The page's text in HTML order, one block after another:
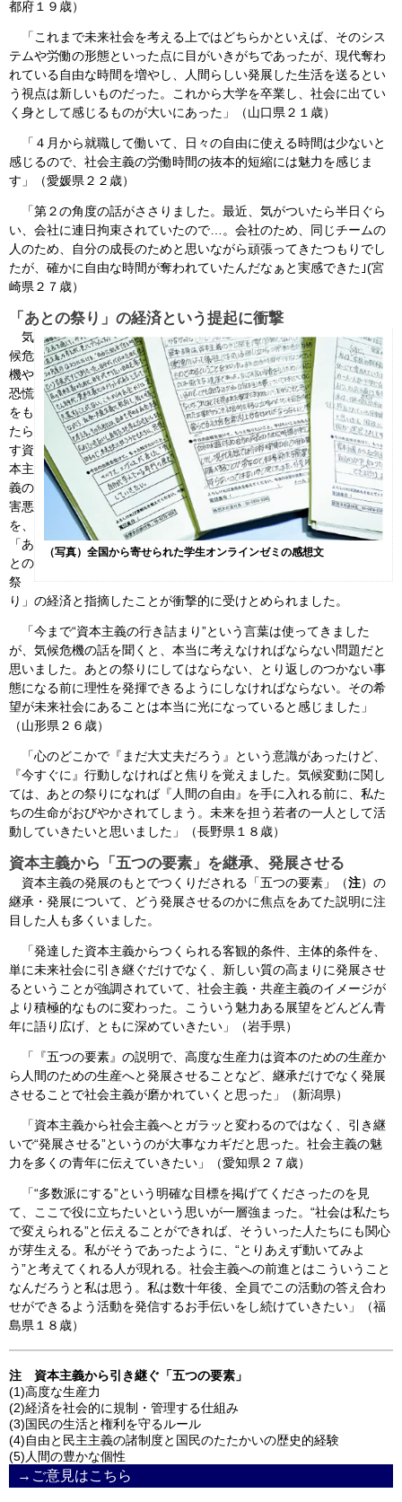
都府１９歳）
「これまで未来社会を考える上ではどちらかといえば、そのシス
テムや労働の形態といった点に目がいきがちであったが、現代奪わ
れている自由な時間を増やし、人間らしい発展した生活を送るとい
う視点は新しいものだった。これから大学を卒業し、社会に出てい
く身として感じるものが大いにあった」（山口県２１歳）
「４月から就職して働いて、日々の自由に使える時間は少ないと
感じるので、社会主義の労働時間の抜本的短縮には魅力を感じま
す」（愛媛県２２歳）
「第２の角度の話がささりました。最近、気がついたら半日ぐら
い、会社に連日拘束されていたので…。会社のため、同じチームの
人のため、自分の成長のためと思いながら頑張ってきたつもりでし
たが、確かに自由な時間が奪われていたんだなぁと実感できた｣(宮
崎県２７歳）
「あとの祭り」の経済という提起に衝撃
（写真）全国から寄せられた学生オンラインゼミの感想文
気
候危
機や
恐慌
をも
たら
す資
本主
義の
害悪
を、
「あ
との
祭
り」の経済と指摘したことが衝撃的に受けとめられました。
「今まで“資本主義の行き詰まり”という言葉は使ってきました
が、気候危機の話を聞くと、本当に考えなければならない問題だと
思いました。あとの祭りにしてはならない、とり返しのつかない事
態になる前に理性を発揮できるようにしなければならない。その希
望が未来社会にあることは本当に光になっていると感じました」
（山形県２６歳）
「心のどこかで『まだ大丈夫だろう』という意識があったけど、
『今すぐに』行動しなければと焦りを覚えました。気候変動に関し
ては、あとの祭りになれば『人間の自由』を手に入れる前に、私た
ちの生命がおびやかされてしまう。未来を担う若者の一人として活
動していきたいと思いました」（長野県１８歳）
資本主義から「五つの要素」を継承、発展させる
資本主義の発展のもとでつくりだされる「五つの要素」（注）の
継承・発展について、どう発展させるのかに焦点をあてた説明に注
目した人も多くいました。
「発達した資本主義からつくられる客観的条件、主体的条件を、
単に未来社会に引き継ぐだけでなく、新しい質の高まりに発展させ
るということが強調されていて、社会主義・共産主義のイメージが
より積極的なものに変わった。こういう魅力ある展望をどんどん青
年に語り広げ、ともに深めていきたい」（岩手県）
「『五つの要素』の説明で、高度な生産力は資本のための生産か
ら人間のための生産へと発展させることなど、継承だけでなく発展
させることで社会主義が磨かれていくと思った」（新潟県）
「資本主義から社会主義へとガラッと変わるのではなく、引き継
いで“発展させる”というのが大事なカギだと思った。社会主義の魅
力を多くの青年に伝えていきたい」（愛知県２７歳）
「“多数派にする”という明確な目標を掲げてくださったのを見
て、ここで役に立ちたいという思いが一層強まった。“社会は私たち
で変えられる”と伝えることができれば、そういった人たちにも関心
が芽生える。私がそうであったように、“とりあえず動いてみよ
う”と考えてくれる人が現れる。社会主義への前進とはこういうこと
なんだろうと私は思う。私は数十年後、全員でこの活動の答え合わ
せができるよう活動を発信するお手伝いをし続けていきたい」（福
島県１８歳）
注 資本主義から引き継ぐ「五つの要素」
(1)高度な生産力
(2)経済を社会的に規制・管理する仕組み
(3)国民の生活と権利を守るルール
(4)自由と民主主義の諸制度と国民のたたかいの歴史的経験
(5)人間の豊かな個性
→ご意見はこちら